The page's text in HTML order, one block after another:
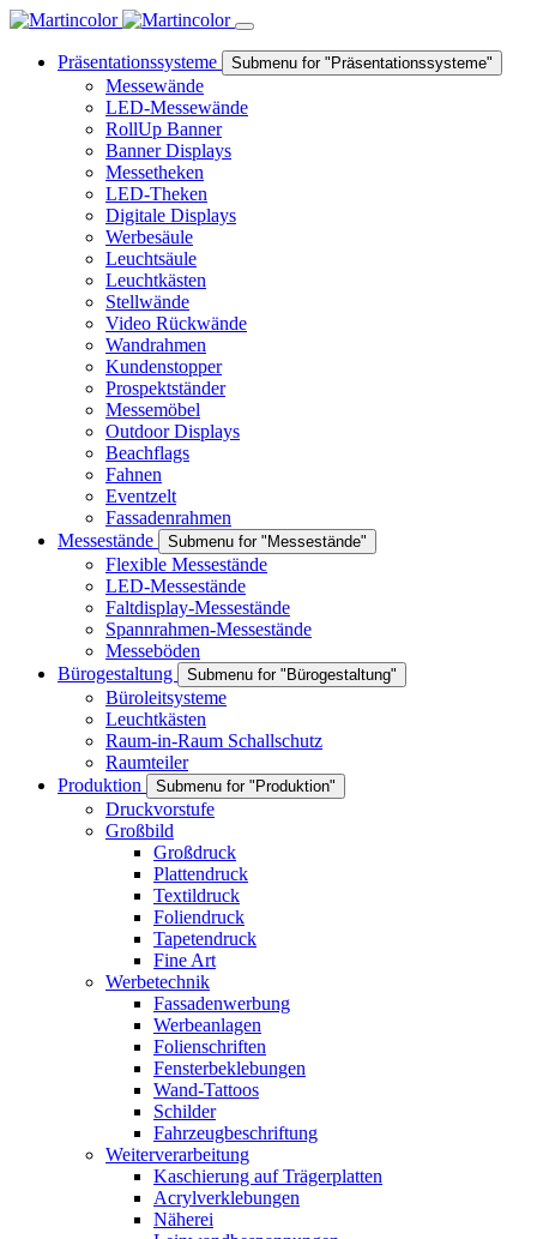
Präsentationssysteme Submenu for "Präsentationssysteme"
Messewände
LED-Messewände
RollUp Banner
Banner Displays
Messetheken
LED-Theken
Digitale Displays
Werbesäule
Leuchtsäule
Leuchtkästen
Stellwände
Video Rückwände
Wandrahmen
Kundenstopper
Prospektständer
Messemöbel
Outdoor Displays
Beachflags
Fahnen
Eventzelt
Fassadenrahmen
Messestände
Submenu for "Messestände"
Flexible Messestände
LED-Messestände
Faltdisplay-Messestände
Spannrahmen-Messestände
Messeböden
Bürogestaltung
Submenu for "Bürogestaltung"
Büroleitsysteme
Leuchtkästen
Raum-in-Raum Schallschutz
Raumteiler
Produktion
Submenu for "Produktion"
Druckvorstufe
Großbild
Großdruck
Plattendruck
Textildruck
Foliendruck
Tapetendruck
Fine Art
Werbetechnik
Fassadenwerbung
Werbeanlagen
Folienschriften
Fensterbeklebungen
Wand-Tattoos
Schilder
Fahrzeugbeschriftung
Weiterverarbeitung
Kaschierung auf Trägerplatten
Acrylverklebungen
Näherei